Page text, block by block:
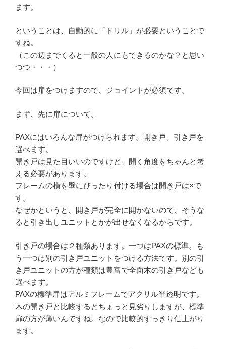
ます。
ということは、自動的に「ドリル」が必要ということで
すね。
（この辺までくると一般の人にもできるのかな？と思い
つつ・・・）
今回は扉をつけますので、ジョイントが必須です。
まず、先に扉について。
PAXにはいろんな扉がつけられます。開き戸、引き戸を
選べます。
開き戸は見た目いいのですけど、開く角度をちゃんと考
える必要があります。
フレームの横を壁にぴったり付ける場合は開き戸は×で
す。
なぜかというと、開き戸が完全に開かないので、そうな
ると引き出しユニットとかが出せなくなるからです。
引き戸の場合は２種類あります。一つはPAXの標準。も
う一つは別の引き戸ユニットをつける方法です。別の引
き戸ユニットの方が種類は豊富で全面木の引き戸なども
選べます。
PAXの標準扉はアルミフレームでアクリル半透明です。
木の開き戸と比較するとちょっと見劣りしますが、標準
扉の方が薄いんですね。なので比較的すっきり仕上がり
ます。